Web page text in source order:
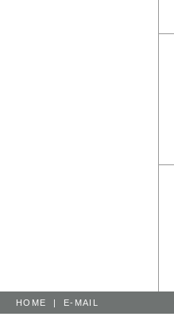
HOME | E-MAIL